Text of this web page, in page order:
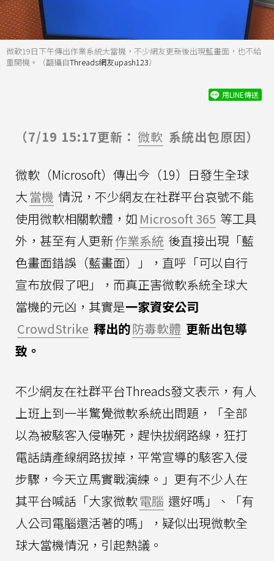
微軟19日下午傳出作業系統大當機，不少網友更新後出現藍畫面，也不給
重開機。（翻攝自Threads網友upash123）
用LINE傳送
（7/19 15:17更新： 微軟 系統出包原因）
微軟（Microsoft）傳出今（19）日發生全球
大當機 情況，不少網友在社群平台哀號不能
使用微軟相關軟體，如 Microsoft 365 等工具
外，甚至有人更新作業系統 後直接出現「藍
色畫面錯誤（藍畫面）」，直呼「可以自行
宣布放假了吧」，而真正害微軟系統全球大
當機的元凶，其實是一家資安公司
CrowdStrike 釋出的防毒軟體 更新出包導
致。
不少網友在社群平台Threads發文表示，有人
上班上到一半驚覺微軟系統出問題，「全部
以為被駭客入侵嚇死，趕快拔網路線，狂打
電話請產線網路拔掉，平常宣導的駭客入侵
步驟，今天立馬實戰演練。」更有不少人在
其平台喊話「大家微軟電腦 還好嗎」、「有
人公司電腦還活著的嗎」，疑似出現微軟全
球大當機情況，引起熱議。